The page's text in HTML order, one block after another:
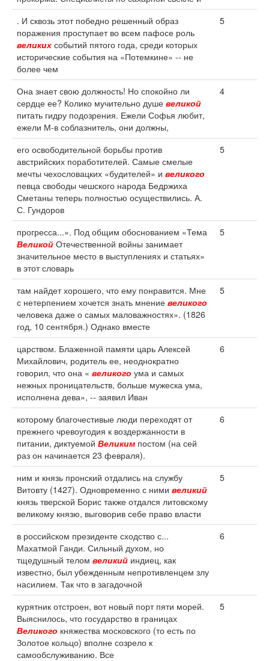
. И сквозь этот победно решенный образ
поражения проступает во всем пафосе роль
великих событий пятого года, среди которых
исторические события на «Потемкине» -- не
более чем
5
Она знает свою должность! Но спокойно ли
сердце ее? Колико мучительно душе великой
питать гидру подозрения. Ежели Софья любит,
ежели М-в соблазнитель, они должны,
4
его освободительной борьбы против
австрийских поработителей. Самые смелые
мечты чехословацких «будителей» и великого
певца свободы чешского народа Бедржиха
Сметаны теперь полностью осуществились. А.
С. Гундоров
5
прогресса...». Под общим обоснованием «Тема
Великой Отечественной войны занимает
значительное место в выступлениях и статьях»
в этот словарь
5
там найдет хорошего, что ему понравится. Мне
с нетерпением хочется знать мнение великого
человека даже о самых маловажностях». (1826
год, 10 сентября.) Однако вместе
5
царством. Блаженной памяти царь Алексей
Михайлович, родитель ее, неоднократно
говорил, что она « великого ума и самых
нежных проницательств, больше мужеска ума,
исполнена дева», -- заявил Иван
6
которому благочестивые люди переходят от
прежнего чревоугодия к воздержанности в
питании, диктуемой Великим постом (на сей
раз он начинается 23 февраля).
6
ним и князь пронский отдались на службу
Витовту (1427). Одновременно с ними великий
князь тверской Борис также отдался литовскому
великому князю, выговорив себе право власти
5
в российском президенте сходство с...
Махатмой Ганди. Сильный духом, но
тщедушный телом великий индиец, как
известно, был убежденным непротивленцем злу
насилием. Так что в загадочной
6
курятник отстроен, вот новый порт пяти морей.
Выяснилось, что государство в границах
Великого княжества московского (то есть по
Золотое кольцо) вполне созрело к
самообслуживанию. Все
5